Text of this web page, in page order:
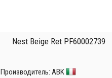
Nest Beige Ret PF60002739
Производитель: ABK